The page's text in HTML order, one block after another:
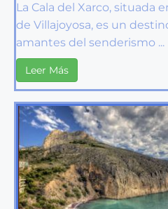
La Cala del Xarco, situada
de Villajoyosa, es un
amantes del senderismo ...
Leer Más